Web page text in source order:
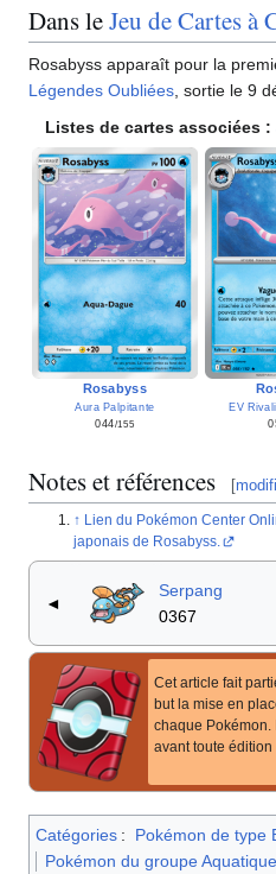
Dans leJeu de Cartes à
Rosabyss apparaît pour la
Légendes Oubliées , sortie le 9
Listes de cartes associées :
Rosabyss
Aura Palpitante
044/155
EV
Notes et références [
Lien du Pokémon Center
japonais de Rosabyss.
◄
Serpang
0367
Cet article fait
but la mise en
chaque
avant toute édition
Catégories :
Pokémon de type
Pokémon du groupe